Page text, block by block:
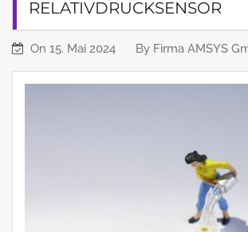
RELATIVDRUCKSENSOR
On 15. Mai 2024 By Firma AMSYS